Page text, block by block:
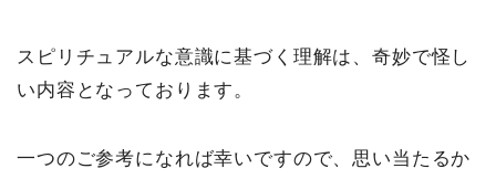
スピリチュアルな意識に基づく理解は、奇妙で怪し
い内容となっております。
一つのご参考になれば幸いですので、思い当たるか